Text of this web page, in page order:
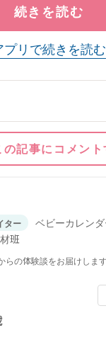
続きを読む
プリで続きを読む
の記事にコメント
ター
ベビーカレン
班
らの体験談をお届けします